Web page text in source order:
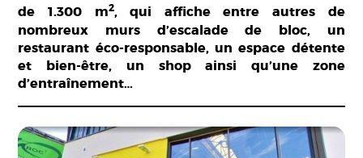
de 1.300 m2, qui affiche entre autres de
nombreux murs d’escalade de bloc, un
restaurant éco-responsable, un espace détente
et bien-être, un shop ainsi qu’une zone
d’entraînement…